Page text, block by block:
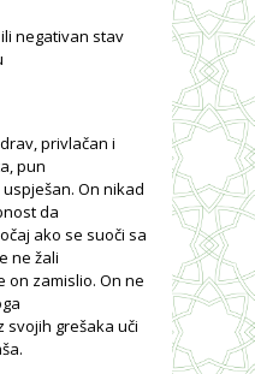
negativan stav
privlačan i
pun
On nikad
da
ako se suoči sa
ne žali
on zamislio. On ne
svojih grešaka uči